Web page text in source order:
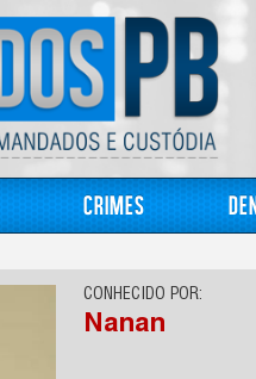
Crimes
CONHECIDO POR:
Nanan